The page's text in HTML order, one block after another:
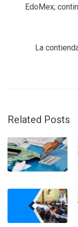
EdoMex;
La
Related Posts